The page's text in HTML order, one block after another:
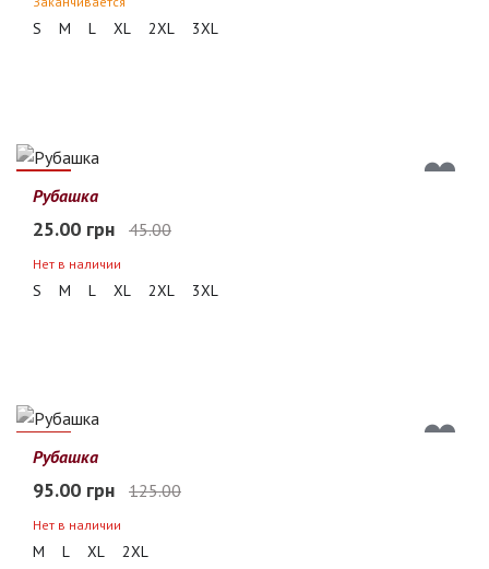
S M L XL 2XL 3XL
44%
Рубашка
25.00 грн 45.00
Нет в наличии
S M L XL 2XL 3XL
24%
Рубашка
95.00 грн 125.00
Нет в наличии
M L XL 2XL